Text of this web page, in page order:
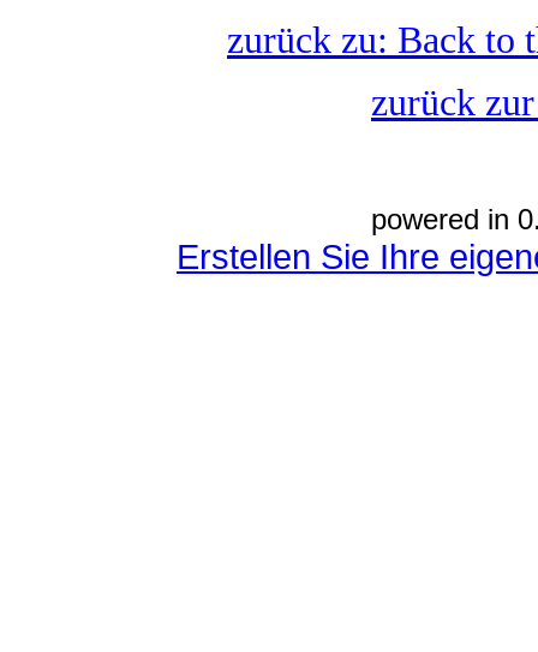
zurück zu: Back to
zurück
powered in
Erstellen Sie Ihre